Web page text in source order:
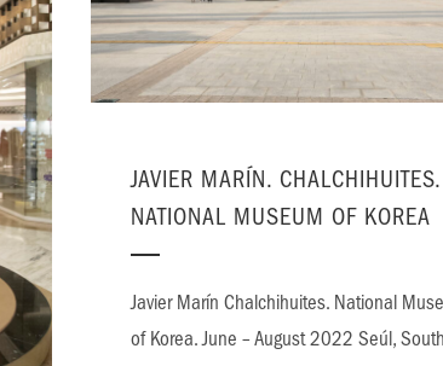
JAVIER MARÍN. CHALCHIHUITES.
NATIONAL MUSEUM OF KOREA
Javier Marín Chalchihuites. National
of Korea. June – August 2022 Seúl, South